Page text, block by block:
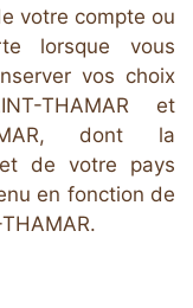
votre compte ou
lorsque vous
vos choix
THAMAR et
dont la
de votre pays
en fonction de